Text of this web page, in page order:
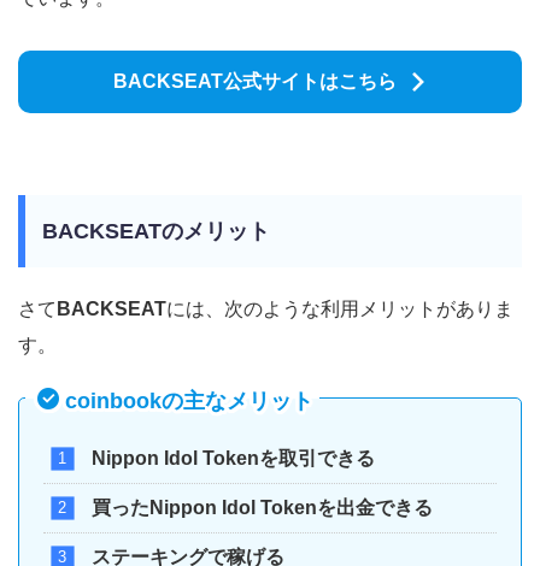
BACKSEAT公式サイトはこちら
BACKSEATのメリット
さて BACKSEATには、次のような利用メリットがありま
す。
coinbookの主なメリット
Nippon Idol Tokenを取引できる
買ったNippon Idol Tokenを出金できる
ステーキングで稼げる